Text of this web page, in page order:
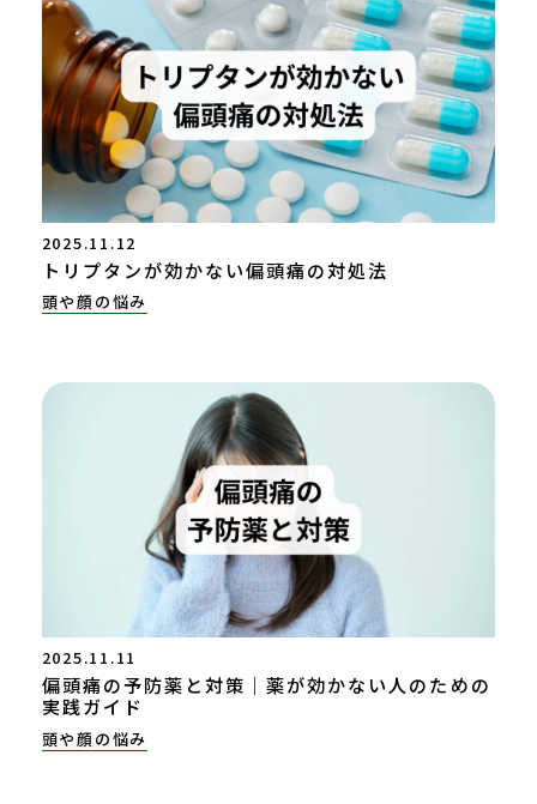
2025.11.12
トリプタンが効かない偏頭痛の対処法
頭や顔の悩み
2025.11.11
偏頭痛の予防薬と対策｜薬が効かない人のための
実践ガイド
頭や顔の悩み